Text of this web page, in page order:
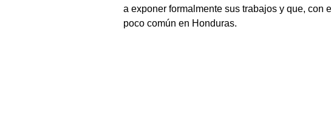
a exponer formalmente sus trabajos y que, con
poco común en Honduras.